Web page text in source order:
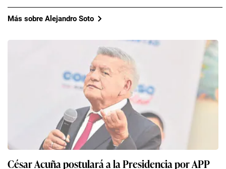
Más sobre Alejandro Soto
César Acuña postulará a la Presidencia por APP